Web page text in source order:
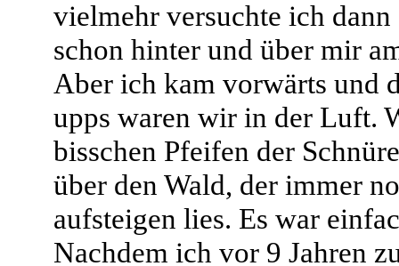
vielmehr versuchte ich
schon hinter und über mir
Aber ich kam vorwärts und
upps waren wir in der Luft.
bisschen Pfeifen der
über den Wald, der immer
aufsteigen lies. Es war
Nachdem ich vor 9 Jahren